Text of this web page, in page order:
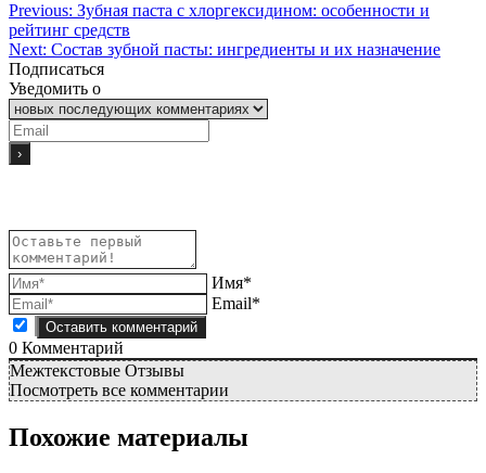
Previous: Зубная паста с хлоргексидином: особенности и
рейтинг средств
Next: Состав зубной пасты: ингредиенты и их назначение
Подписаться
Уведомить о
Имя*
Email*
0 Комментарий
Межтекстовые Отзывы
Посмотреть все комментарии
Похожие материалы